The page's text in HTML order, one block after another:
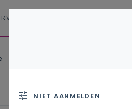
NIET AANMELDEN